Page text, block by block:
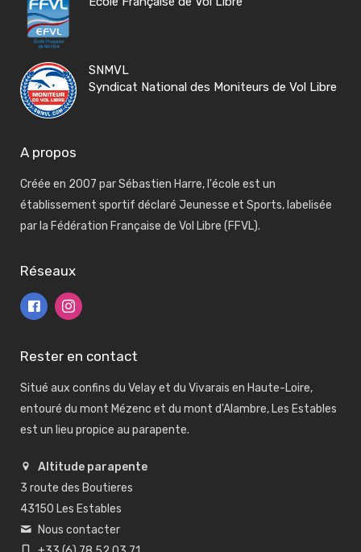
SNMVL
Syndicat National des Moniteurs de Vol Libre
A propos
Créée en 2007 par Sébastien Harre, l'école est un
établissement sportif déclaré Jeunesse et Sports, labelisée
par la Fédération Française de Vol Libre (FFVL).
Réseaux
Rester en contact
Situé aux confins du Velay et du Vivarais en Haute-Loire,
entouré du mont Mézenc et du mont d'Alambre, Les Estables
est un lieu propice au parapente.
Altitude parapente
3 route des Boutieres
43150 Les Estables
Nous contacter